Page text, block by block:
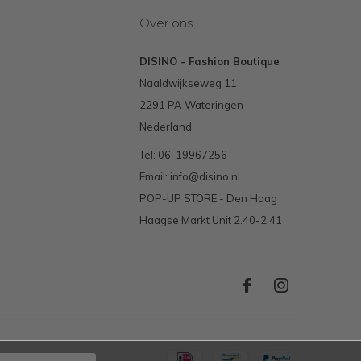
Over ons
DISINO - Fashion Boutique
Naaldwijkseweg 11
2291 PA Wateringen
Nederland
Tel: 06-19967256
Email: info@disino.nl
POP-UP STORE - Den Haag
Haagse Markt Unit 2.40-2.41